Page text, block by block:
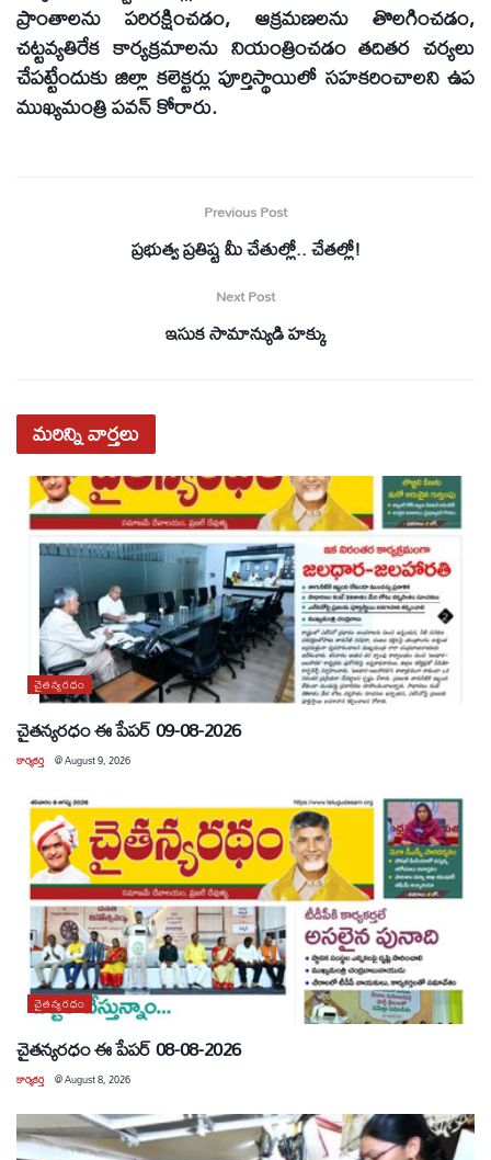
ప్రాంతాలను పరిరక్షించడం, ఆక్రమణలను తొలగించడం,
చట్టవ్యతిరేక కార్యక్రమాలను నియంత్రించడం తదితర చర్యలు
చేపట్టేందుకు జిల్లా కలెక్టర్లు పూర్తిస్థాయిలో సహకరించాలని ఉప
ముఖ్యమంత్రి పవన్‌ కోరారు.
Previous Post
ప్రభుత్వ ప్రతిష్ట మీ చేతుల్లో.. చేతల్లో!
Next Post
ఇసుక సామాన్యుడి హక్కు
మరిన్నివార్తలు
చైతన్యరధం
చైతన్యరధం ఈ పేపర్ 09-08-2026
కార్యకర్త @August 9, 2026
చైతన్యరధం
చైతన్యరధం ఈ పేపర్ 08-08-2026
కార్యకర్త @August 8, 2026